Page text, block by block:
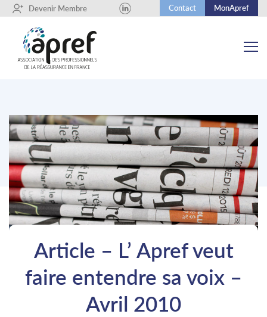
+ Devenir Membre Contact MonApref
Article – L’ Apref veut
faire entendre sa voix –
Avril 2010